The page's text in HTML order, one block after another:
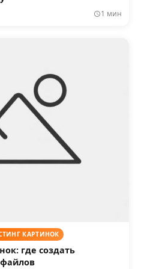
1 мин
КАРТИНОК
где создать